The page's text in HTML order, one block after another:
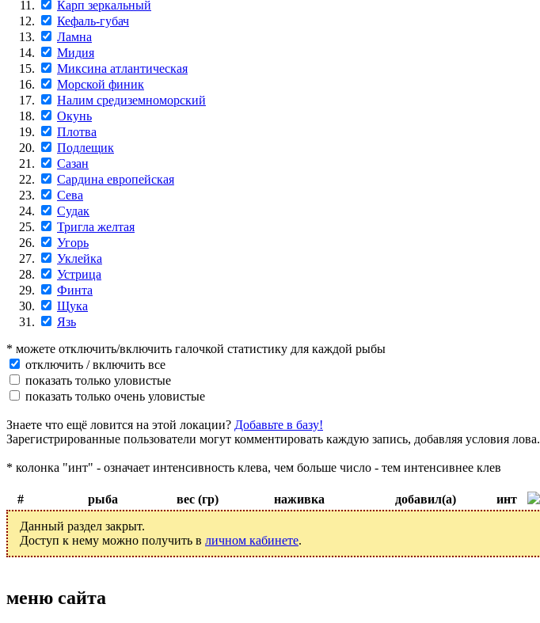
Карп зеркальный
Кефаль-губач
Ламна
Мидия
Миксина атлантическая
Морской финик
Налим средиземноморский
Окунь
Плотва
Подлещик
Сазан
Сардина европейская
Сева
Судак
Тригла желтая
Угорь
Уклейка
Устрица
Финта
Щука
Язь
* можете отключить/включить галочкой статистику для каждой рыбы
отключить / включить все
показать только уловистые
показать только очень уловистые
Знаете что ещё ловится на этой локации? Добавьте в базу!
Зарегистрированные пользователи могут комментировать каждую запись, добавляя условия лова.
* колонка "инт" - означает интенсивность клева, чем больше число - тем интенсивнее клев
# рыба вес (гр) наживка добавил(а)
инт
Данный раздел закрыт.
Доступ к нему можно получить в личном кабинете.
меню сайта